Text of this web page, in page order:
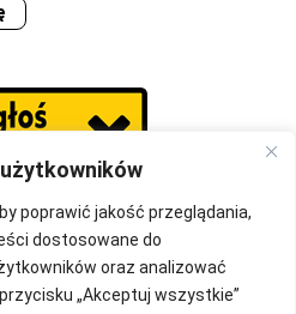
poprawić jakość przeglądania,
dostosowane do
oraz analizować
„Akceptuj wszystkie”
Współpraca
prywatności